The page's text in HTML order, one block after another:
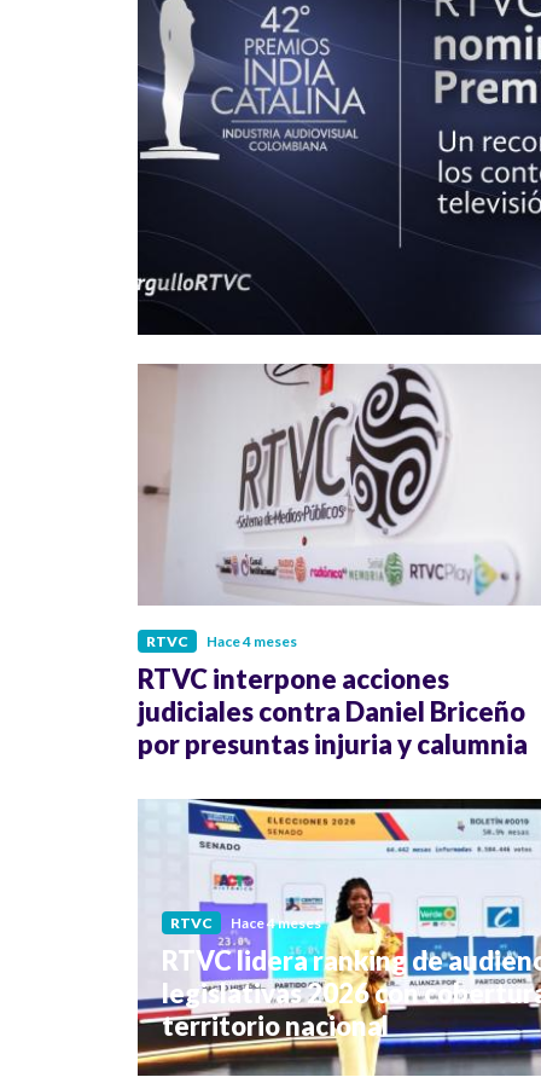
RTVC Hace 4 meses
RTVC interpone acciones
judiciales contra Daniel Briceño
por presuntas injuria y calumnia
RTVC Hace 4 meses
RTVC lidera ranking de
legislativas 2026 con
territorio nacional